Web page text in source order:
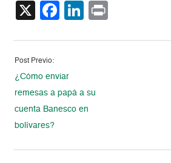
X Facebook
LinkedIn
Post Previo:
¿Cómo enviar
remesas a papá a su
cuenta Banesco en
bolívares?